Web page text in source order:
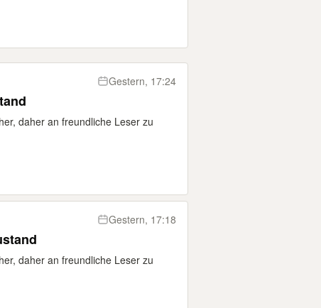
Gestern, 17:24
daher an freundliche Leser zu
Gestern, 17:18
daher an freundliche Leser zu